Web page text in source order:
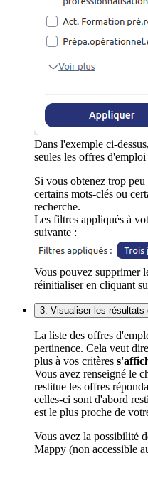
Dans l'exemple ci-
seules les offres
Si vous obtenez trop
certains mots-clés ou
recherche.
Les filtres appliqués à
suivante :
Vous pouvez supprimer
réinitialiser en cliquant
3. Visualiser les résultats
La liste des offres
pertinence. Cela veut
plus à vos critères
Vous avez renseigné le
restitue les offres
celles-ci sont d'abord
est le plus proche de
Vous avez la possibilité
Mappy (non accessible